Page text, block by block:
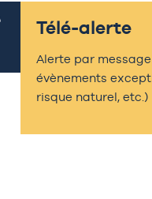
Télé-alerte
Alerte par
évènements
risque naturel, etc.)